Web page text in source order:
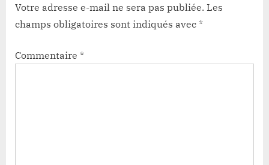
Votre adresse e-mail ne sera pas publiée. Les
champs obligatoires sont indiqués avec *
Commentaire *